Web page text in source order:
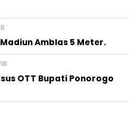
Amblas 5 Meter.
OTT Bupati Ponorogo